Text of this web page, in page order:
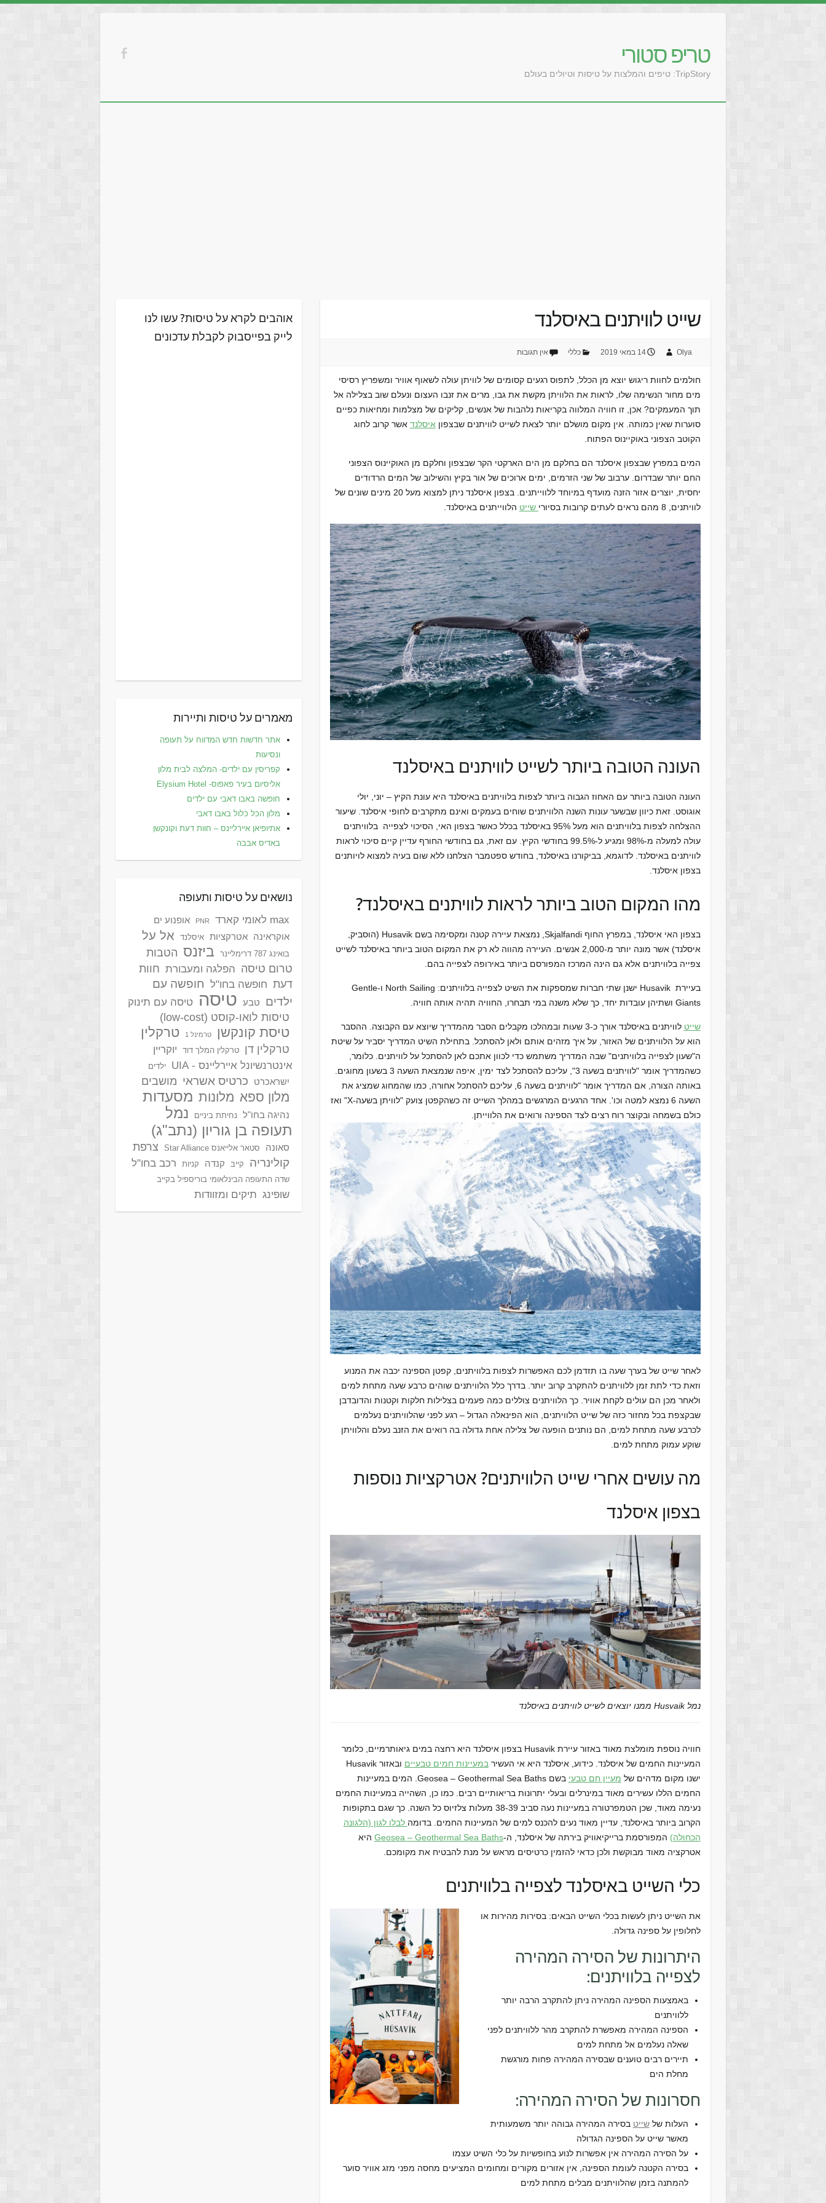
טריפ סטורי
TripStory: טיפים והמלצות על טיסות וטיולים בעולם
שייט לוויתנים באיסלנד
Olya 14 במאי 2019 כללי אין תגובות
חולמים לחוות ריגוש יוצא מן הכלל, לתפוס רגעים קסומים של לוויתן עולה לשאוף אוויר ומשפריץ רסיסי
מים מחור הנשימה שלו, לראות את הלוויתן מקשת את גבו, מרים את זנבו העצום ונעלם שוב בצלילה אל
תוך המעמקים? אכן, זו חוויה המלווה בקריאות נלהבות של אנשים, קליקים של מצלמות ומחיאות כפיים
סוערות שאין כמותה. אין מקום מושלם יותר לצאת לשייט לוויתנים שבצפון איסלנד אשר קרוב לחוג
הקוטב הצפוני באוקיינוס הפתוח.
המים במפרץ שבצפון איסלנד הם בחלקם מן הים הארקטי הקר שבצפון וחלקם מן האוקיינוס ​​הצפוני
החם יותר שבדרום. ערבוב של שני הזרמים, ימים ארוכים של אור בקיץ והשילוב של המים הרדודים
יחסית, יוצרים אזור הזנה מועדף במיוחד ללווייתנים. בצפון איסלנד ניתן למצוא מעל 20 מינים שונים של
לוויתנים, 8 מהם נראים לעתים קרובות בסיורי
שייט הלווייתנים באיסלנד.
העונה הטובה ביותר לשייט לוויתנים באיסלנד
העונה הטובה ביותר עם האחוז הגבוה ביותר לצפות בלוויתנים באיסלנד היא עונת הקיץ – יוני, יולי
אוגוסט. זאת כיוון שבשער עונות השנה הלוויתנים שוחים בעמקים ואינם מתקרבים לחופי איסלנד. שיעור
ההצלחה לצפות בלוויתנים הוא מעל 95% באיסלנד בכלל כאשר בצפון האי, הסיכוי לצפייה בלוויתנים
עולה למעלה מ-98% ומגיע ל-99.5% בחודשי הקיץ. עם זאת, גם בחודשי החורף עדיין קיים סיכוי לראות
לוויתנים באיסלנד. לדוגמא, בביקורנו באיסלנד, בחודש ספטמבר הצלחנו ללא שום בעיה למצוא לויותנים
בצפון איסלנד.
מהו המקום הטוב ביותר לראות לוויתנים באיסלנד?
בצפון האי איסלנד, במפרץ החוף Skjalfandi, נמצאת עיירה קטנה ומקסימה בשם Husavik (הוסביק,
איסלנד) אשר מונה יותר מ-2,000 אנשים. העיירה מהווה לא רק את המקום הטוב ביותר באיסלנד לשייט
צפייה בלוויתנים אלא גם הינה המרכז המפורסם ביותר באירופה לצפייה בהם.
בעיירת Husavik ישנן שתי חברות שמספקות את השיט לצפייה בלוויתנים: North Sailing ו-Gentle
Giants ושתיהן עובדות יחד, כך שלא משנה במי תבחרו, החוויה תהיה אותה חוויה.
שייט
לוויתנים באיסלנד אורך כ-3 שעות ובמהלכו מקבלים הסבר מהמדריך שיוצא עם הקבוצה. ההסבר
הוא על הלוויתנים של האזור, על איך מזהים אותם ולאן להסתכל. בתחילת השיט המדריך יסביר על שיטת
ה"שעון לצפייה בלוויתנים" שבה המדריך משתמש כדי לכוון אתכם לאן להסתכל על לוויתנים. כלומר,
כשהמדריך אומר "לוויתנים בשעה 3", עליכם להסתכל לצד ימין, איפה שנמצאת השעה 3 בשעון מחוגים.
באותה הצורה, אם המדריך אומר "לוויתנים בשעה 6, עליכם להסתכל אחורה, כמו שהמחוג שמציג את
השעה 6 נמצא למטה וכו'. אחד הרגעים המרגשים במהלך השייט זה כשהקפטן צועק "לוויתן בשעה-X" ואז
כולם בשמחה ובקוצר רוח רצים לצד הספינה ורואים את הלווייתן.
לאחר שייט של בערך שעה בו תזדמן לכם האפשרות לצפות בלוויתנים, קפטן הספינה יכבה את המנוע
וזאת כדי לתת זמן ללוויתנים להתקרב קרוב יותר. בדרך כלל הלוויתנים שוהים כרבע שעה מתחת למים
ולאחר מכן הם עולים לקחת אוויר. כך הלוויתנים צוללים כמה פעמים בצלילות חלקות וקטנות והדובדבן
שבקצפת בכל מחזור כזה של שייט הלוויתנים, הוא הפינאלה הגדול – רגע לפני שהלוויתנים נעלמים
לכרבע שעה מתחת למים, הם נותנים הופעה של צלילה אחת גדולה בה רואים את הזנב נעלם והלוויתן
שוקע עמוק מתחת למים.
מה עושים אחרי שייט הלוויתנים? אטרקציות נוספות
בצפון איסלנד
נמל Husvaik ממנו יוצאים לשייט לוויתנים באיסלנד
חוויה נוספת מומלצת מאוד באזור עיירת Husavik בצפון איסלנד היא רחצה במים גיאותרמיים, כלומר
המעיינות החמים של איסלנד. כידוע, איסלנד היא אי העשירבמעיינות חמים טבעיים
ובאזור Husavik
ישנו מקום מדהים של מעיין חם טבעי
בשם Geosea – Geothermal Sea Baths. המים במעיינות
החמים הללו עשירים מאוד במינרלים ובעלי יתרונות בריאותיים רבים. כמו כן, השהייה במעיינות החמים
נעימה מאוד, שכן הטמפרטורה במעיינות נעה סביב 38-39 מעלות צלזיוס כל השנה. כך שגם בתקופות
הקרוב ביותר באיסלנד, עדיין מאוד נעים להכנס למים של המעיינות החמים. בדומה לבלו לגון (הלגונה
הכחולה) המפורסמת ברייקיאוויק בירתה של איסלנד, ה-Geosea – Geothermal Sea Baths היא
אטרקציה מאוד מבוקשת ולכן כדאי להזמין כרטיסים מראש על מנת להבטיח את מקומכם.
כלי השייט באיסלנד לצפייה בלוויתנים
את השייט ניתן לעשות בכלי השייט הבאים: בסירות מהירות או
לחלופין על ספינה גדולה.
היתרונות של הסירה המהירה
לצפייה בלוויתנים:
באמצעות הספינה המהירה ניתן להתקרב הרבה יותר
ללוויתנים
הספינה המהירה מאפשרת להתקרב מהר ללוויתנים לפני
שאלה נעלמים אל מתחת למים
תיירים רבים טוענים שבסירה המהירה פחות מורגשת
מחלת הים
חסרונות של הסירה המהירה:
העלות שלשייט בסירה המהירה גבוהה יותר משמעותית
מאשר שייט על הספינה הגדולה
על הסירה המהירה אין אפשרות לנוע בחופשיות על כלי השיט עצמו
בסירה הקטנה לעומת הספינה, אין אזורים מקורים ומחומים המציעים מחסה מפני מזג אוויר סוער
להמתנה בזמן שהלוויתנים מבלים מתחת למים
אוהבים לקרא על טיסות? עשו לנו
לייק בפייסבוק לקבלת עדכונים
מאמרים על טיסות ותיירות
אתר חדשות חדש המדווח על תעופה
ונסיעות
קפריסין עם ילדים- המלצה לבית מלון
אליסיום בעיר פאפוס- Elysium Hotel
חופשה באבו דאבי עם ילדים
מלון הכל כלול באבו דאבי
אתיופיאן איירליינס – חוות דעת וקונקשן
באדיס אבבה
נושאים על טיסות ותעופה
max לאומי קארד PNR
אופנוע ים
אוקראינה
אטרקציות איסלנד אל על
בואינג 787 דרימליינר ביזנס הטבות
טרום טיסה
הפלגה ומעבורת חוות
דעת חופשה בחו"ל
חופשה עם
ילדים
טבע טיסה טיסה עם תינוק
טיסות לואו-קוסט (low-cost)
טיסת קונקשן טרמינל 1 טרקלין
טרקלין דן טרקלין המלך דוד
יוקריין
אינטרנשיונל איירליינס - UIA
ילדים
ישראכרט כרטיס אשראי מושבים
מלון ספא מלונות מסעדות
נהיגה בחו"ל נחיתת ביניים
נמל
תעופה בן גוריון (נתב"ג)
סאונה סטאר אלייאנס Star Alliance צרפת
קולינריה קייב קנדה קניות רכב בחו"ל
שדה התעופה הבינלאומי בוריספיל בקייב
שופינג תיקים ומזוודות